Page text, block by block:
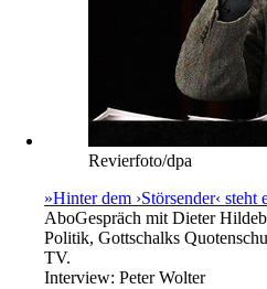
Revierfoto/dpa
»Hinter dem ›Störsender‹ steht
AboGespräch mit Dieter
Politik, Gottschalks
TV.
Interview: Peter Wolter